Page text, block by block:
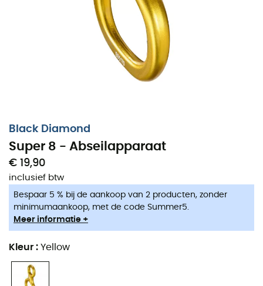
Black Diamond
Super 8 - Abseilapparaat
€ 19,90
inclusief btw
Bespaar 5 % bij de aankoop van 2 producten, zonder
minimumaankoop, met de code Summer5.
Meer informatie +
Kleur : Yellow